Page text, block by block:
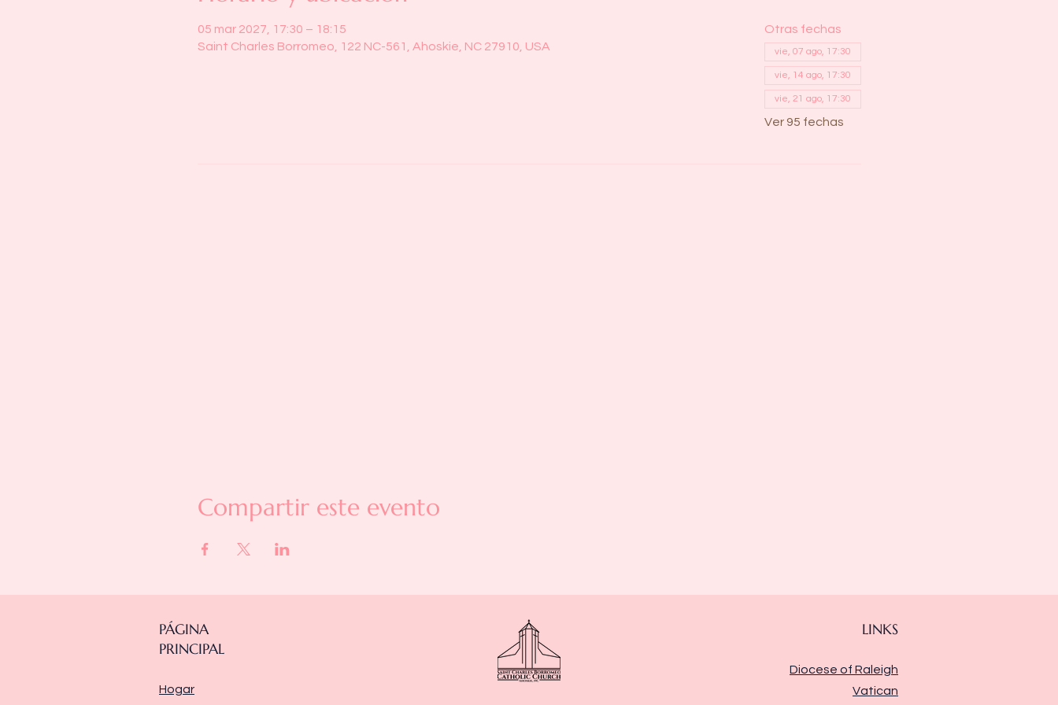
05 mar 2027, 17:30 – 18:15
Saint Charles Borromeo, 122 NC-561, Ahoskie, NC 27910, USA
Otras fechas
vie, 07 ago, 17:30
vie, 14 ago, 17:30
vie, 21 ago, 17:30
Ver 95 fechas
Compartir este evento
PÁGINA
PRINCIPAL
Hogar
LINKS
Diocese of Raleigh
Vatican